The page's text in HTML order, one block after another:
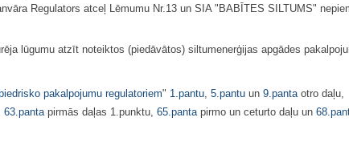
Regulators atceļ Lēmumu Nr.13 un SIA "BABĪTES SILTUMS"
lūgumu atzīt noteiktos (piedāvātos) siltumenerģijas apgādes
pakalpojumu regulatoriem" 1.pantu, 5.pantu un 9.pantaotro daļu,
63.pantapirmās daļas 1.punktu, 65.pantapirmo un ceturto daļu un